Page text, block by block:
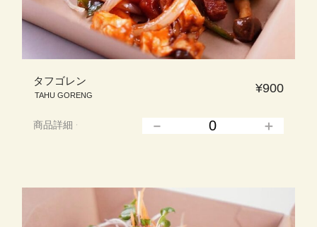
タフゴレン
TAHU GORENG
¥900
商品詳細